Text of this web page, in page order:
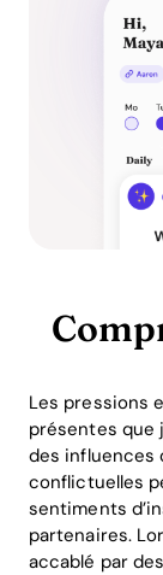
Les pressions
présentes que
des influences
conflictuelles
sentiments
partenaires.
accablé par